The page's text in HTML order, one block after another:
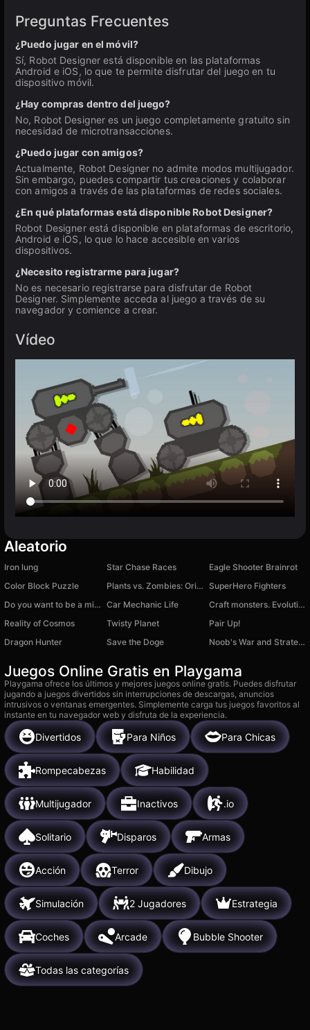
Preguntas Frecuentes
¿Puedo jugar en el móvil?
Sí, Robot Designer está disponible en las plataformas
Android e iOS, lo que te permite disfrutar del juego en tu
dispositivo móvil.
¿Hay compras dentro del juego?
No, Robot Designer es un juego completamente gratuito sin
necesidad de microtransacciones.
¿Puedo jugar con amigos?
Actualmente, Robot Designer no admite modos multijugador.
Sin embargo, puedes compartir tus creaciones y colaborar
con amigos a través de las plataformas de redes sociales.
¿En qué plataformas está disponible Robot Designer?
Robot Designer está disponible en plataformas de escritorio,
Android e iOS, lo que lo hace accesible en varios
dispositivos.
¿Necesito registrarme para jugar?
No es necesario registrarse para disfrutar de Robot
Designer. Simplemente acceda al juego a través de su
navegador y comience a crear.
Vídeo
Aleatorio
Iron lung Star Chase Races
Eagle Shooter Brainrot
Color Block Puzzle
Plants vs. Zombies: Original
SuperHero Fighters
Do you want to be a millionaire? Car Mechanic Life
Craft monsters. Evolution
Reality of Cosmos
Twisty Planet
Pair Up!
Dragon Hunter
Save the Doge Noob's War and Strategy against Zombies
Juegos Online Gratis en Playgama
Playgama ofrece los últimos y mejores juegos online gratis. Puedes disfrutar
jugando a juegos divertidos sin interrupciones de descargas, anuncios
intrusivos o ventanas emergentes. Simplemente carga tus juegos favoritos al
instante en tu navegador web y disfruta de la experiencia.
Divertidos Para Niños Para Chicas
Rompecabezas Habilidad
Multijugador Inactivos .io
Solitario Disparos Armas
Acción Terror Dibujo
Simulación 2 Jugadores Estrategia
Coches Arcade Bubble Shooter
Todas las categorías